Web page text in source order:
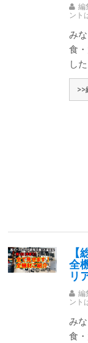
編
ント
み
食
し
>>
全
リ
編
ント
み
食